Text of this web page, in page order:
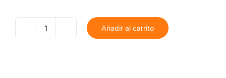
Añadir al carrito